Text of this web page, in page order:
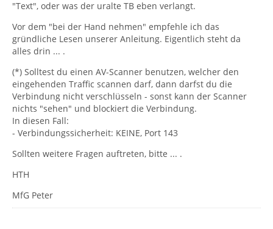
"Text", oder was der uralte TB eben verlangt.
Vor dem "bei der Hand nehmen" empfehle ich das
gründliche Lesen unserer Anleitung. Eigentlich steht da
alles drin ... .
(*) Solltest du einen AV-Scanner benutzen, welcher den
eingehenden Traffic scannen darf, dann darfst du die
Verbindung nicht verschlüsseln - sonst kann der Scanner
nichts "sehen" und blockiert die Verbindung.
In diesen Fall:
- Verbindungssicherheit: KEINE, Port 143
Sollten weitere Fragen auftreten, bitte ... .
HTH
MfG Peter